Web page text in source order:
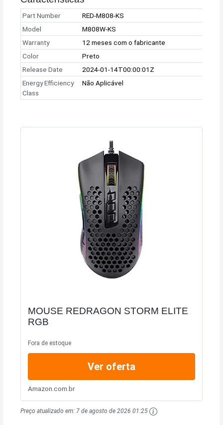
Part Number
RED-M808-KS
Model
M808W-KS
Warranty
12 meses com o fabricante
Color
Preto
Release Date
2024-01-14T00:00:01Z
Energy Efficiency
Class
Não Aplicável
MOUSE REDRAGON STORM ELITE
RGB
Fora de estoque
Ver oferta
Amazon.com.br
Preço atualizado em: 7 de agosto de 2026 01:25